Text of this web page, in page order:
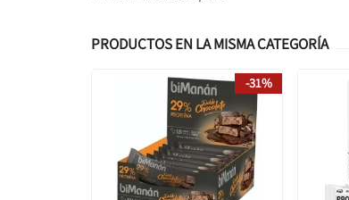
PRODUCTOS EN LA MISMA CATEGORÍA
-31%